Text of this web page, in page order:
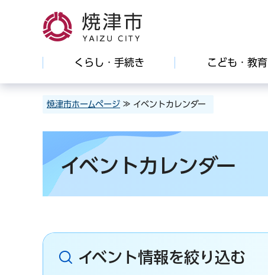
焼津市
くらし・手続き こども・教育
焼津市ホームページ ≫ イベントカレンダー
イベントカレンダー
イベント情報を絞り込む